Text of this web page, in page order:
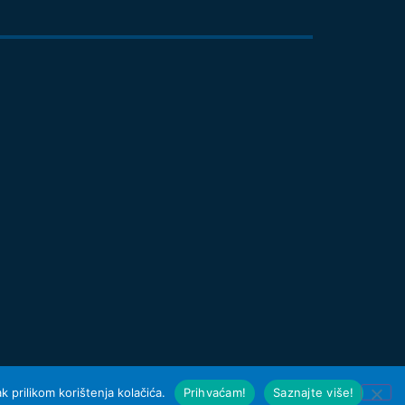
prilikom korištenja kolačića. Prihvaćam! Saznajte više!